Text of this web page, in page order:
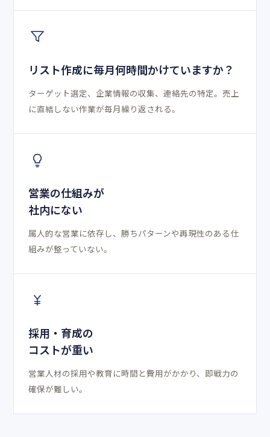
リスト作成に毎月何時間かけていますか？
ターゲット選定、企業情報の収集、連絡先の特定。売上
に直結しない作業が毎月繰り返される。
営業の仕組みが
社内にない
属人的な営業に依存し、勝ちパターンや再現性のある仕
組みが整っていない。
採用・育成の
コストが重い
営業人材の採用や教育に時間と費用がかかり、即戦力の
確保が難しい。